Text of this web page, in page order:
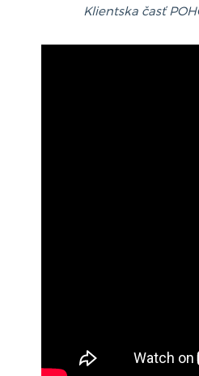
Klientska časť